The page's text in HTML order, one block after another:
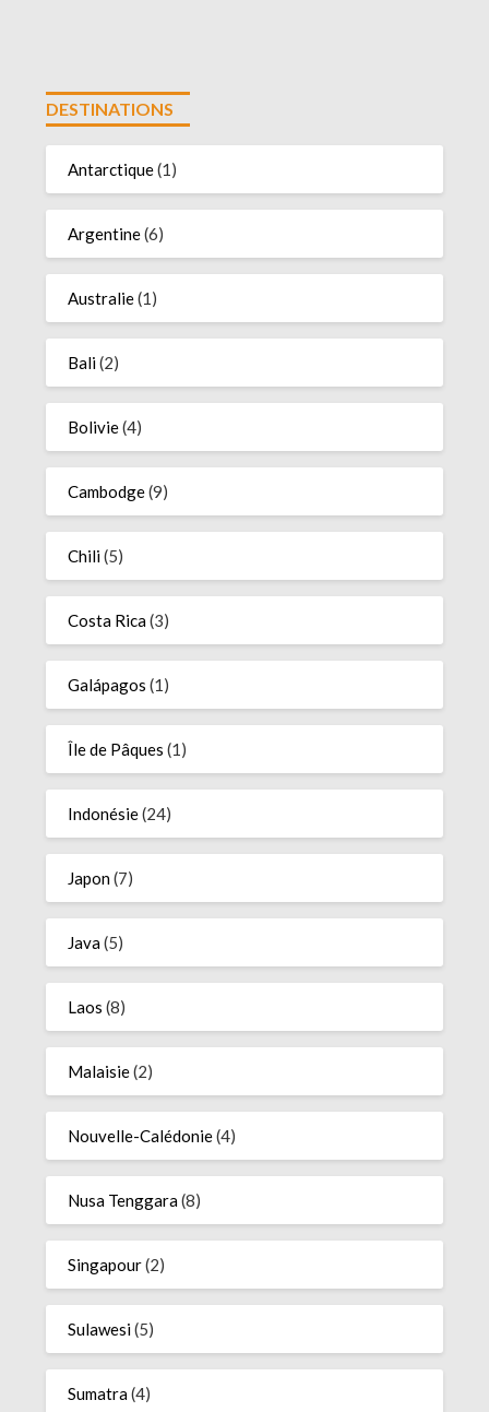
DESTINATIONS
Antarctique(1)
Argentine(6)
Australie(1)
Bali(2)
Bolivie(4)
Cambodge(9)
Chili(5)
Costa Rica(3)
Galápagos (1)
Île de Pâques (1)
Indonésie(24)
Japon(7)
Java(5)
Laos (8)
Malaisie(2)
Nouvelle-Calédonie(4)
Nusa Tenggara(8)
Singapour(2)
Sulawesi(5)
Sumatra(4)